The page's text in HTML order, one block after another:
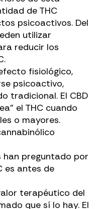
de THC
psicoactivos. Del
utilizar
reducir los
fisiológico,
psicoactivo,
tradicional. El CBD
el THC cuando
o mayores.
han preguntado por
es antes de
terapéutico del
que sí lo hay. El